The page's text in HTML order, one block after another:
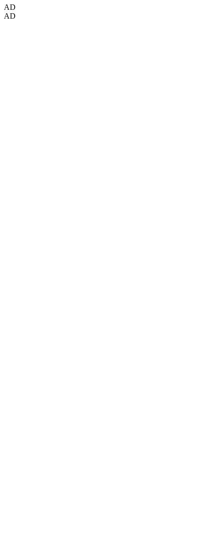
AD
AD